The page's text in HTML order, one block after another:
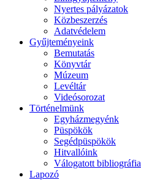
Nyertes pályázatok
Közbeszerzés
Adatvédelem
Gyűjteményeink
Bemutatás
Könyvtár
Múzeum
Levéltár
Videósorozat
Történelmünk
Egyházmegyénk
Püspökök
Segédpüspökök
Hitvallóink
Válogatott bibliográfia
Lapozó